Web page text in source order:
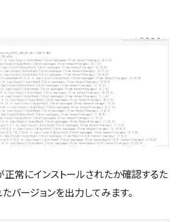
常にインストールされたか確認するた
バージョンを出力してみます。